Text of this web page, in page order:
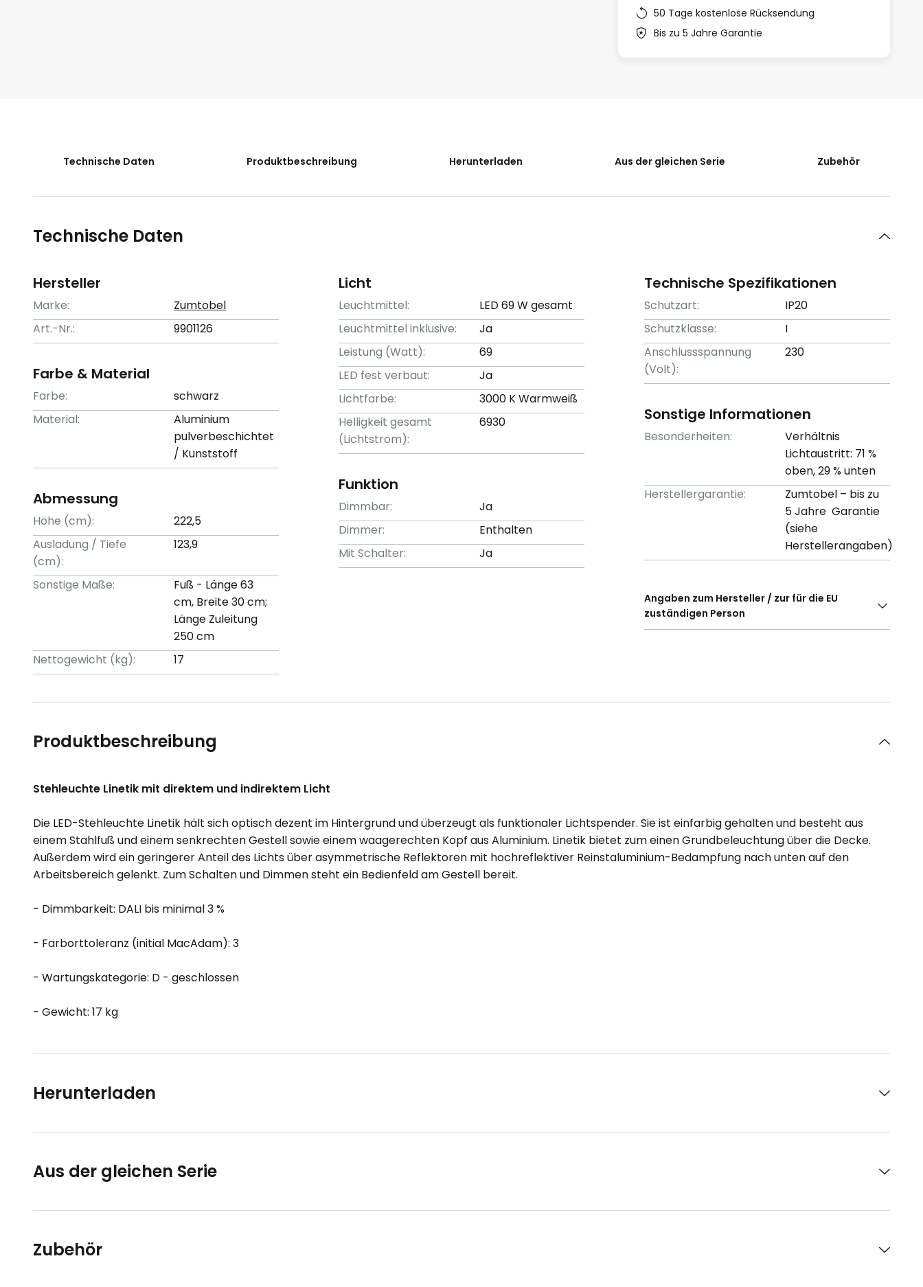
50 Tage kostenlose Rücksendung
Bis zu 5 Jahre Garantie
Technische Daten Produktbeschreibung Herunterladen Aus der gleichen Serie Zubehör
Technische Daten
Hersteller
Marke:
Zumtobel
Art.-Nr.:
9901126
Farbe & Material
Farbe:
schwarz
Material:
Aluminium
pulverbeschichtet
/ Kunststoff
Abmessung
Höhe (cm):
222,5
Ausladung / Tiefe
(cm):
123,9
Sonstige Maße:
Fuß - Länge 63
cm, Breite 30 cm;
Länge Zuleitung
250 cm
Nettogewicht (kg):
17
Licht
Leuchtmittel:
LED 69 W gesamt
Leuchtmittel inklusive:
Ja
Leistung (Watt):
69
LED fest verbaut:
Ja
Lichtfarbe:
3000 K Warmweiß
Helligkeit gesamt
(Lichtstrom):
6930
Funktion
Dimmbar:
Ja
Dimmer:
Enthalten
Mit Schalter:
Ja
Technische Spezifikationen
Schutzart:
IP20
Schutzklasse:
I
Anschlussspannung
(Volt):
230
Sonstige Informationen
Besonderheiten:
Verhältnis
Lichtaustritt: 71 %
oben, 29 % unten
Herstellergarantie:
Zumtobel – bis zu
5 Jahre Garantie
(siehe
Herstellerangaben)
Angaben zum Hersteller / zur für die EU
zuständigen Person
Produktbeschreibung
Stehleuchte Linetik mit direktem und indirektem Licht
Die LED-Stehleuchte Linetik hält sich optisch dezent im Hintergrund und überzeugt als funktionaler Lichtspender. Sie ist einfarbig gehalten und besteht aus
einem Stahlfuß und einem senkrechten Gestell sowie einem waagerechten Kopf aus Aluminium. Linetik bietet zum einen Grundbeleuchtung über die Decke.
Außerdem wird ein geringerer Anteil des Lichts über asymmetrische Reflektoren mit hochreflektiver Reinstaluminium-Bedampfung nach unten auf den
Arbeitsbereich gelenkt. Zum Schalten und Dimmen steht ein Bedienfeld am Gestell bereit.
- Dimmbarkeit: DALI bis minimal 3 %
- Farborttoleranz (initial MacAdam): 3
- Wartungskategorie: D - geschlossen
- Gewicht: 17 kg
Herunterladen
Aus der gleichen Serie
Zubehör